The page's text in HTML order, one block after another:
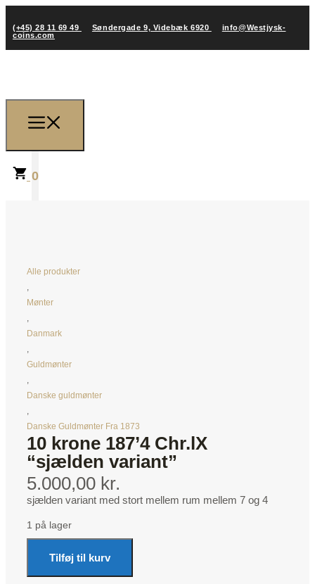
(+45) 28 11 69 49 Søndergade 9, Videbæk 6920
info@Westjysk-
coins.com
0
Alle produkter
,
Mønter
,
Danmark
,
Guldmønter
,
Danske guldmønter
,
Danske Guldmønter Fra 1873
10 krone 187’4 Chr.lX
“sjælden variant”
5.000,00 kr.
sjælden variant med stort mellem rum mellem 7 og 4
1 på lager
Tilføj til kurv